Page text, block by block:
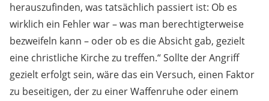
herauszufinden, was tatsächlich passiert ist: Ob es
wirklich ein Fehler war – was man berechtigterweise
bezweifeln kann – oder ob es die Absicht gab, gezielt
eine christliche Kirche zu treffen.“ Sollte der Angriff
gezielt erfolgt sein, wäre das ein Versuch, einen Faktor
zu beseitigen, der zu einer Waffenruhe oder einem